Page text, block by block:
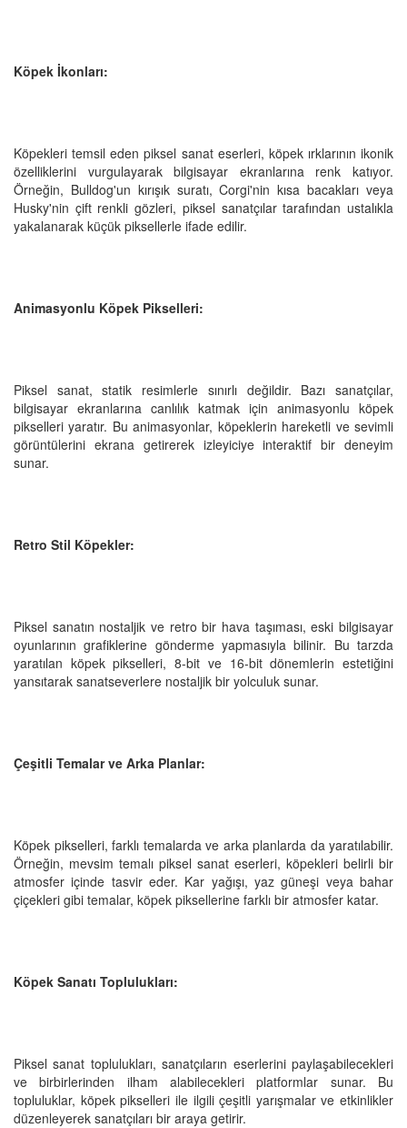
Köpek İkonları:
Köpekleri temsil eden piksel sanat eserleri, köpek ırklarının ikonik
özelliklerini vurgulayarak bilgisayar ekranlarına renk katıyor.
Örneğin, Bulldog'un kırışık suratı, Corgi'nin kısa bacakları veya
Husky'nin çift renkli gözleri, piksel sanatçılar tarafından ustalıkla
yakalanarak küçük piksellerle ifade edilir.
Animasyonlu Köpek Pikselleri:
Piksel sanat, statik resimlerle sınırlı değildir. Bazı sanatçılar,
bilgisayar ekranlarına canlılık katmak için animasyonlu köpek
pikselleri yaratır. Bu animasyonlar, köpeklerin hareketli ve sevimli
görüntülerini ekrana getirerek izleyiciye interaktif bir deneyim
sunar.
Retro Stil Köpekler:
Piksel sanatın nostaljik ve retro bir hava taşıması, eski bilgisayar
oyunlarının grafiklerine gönderme yapmasıyla bilinir. Bu tarzda
yaratılan köpek pikselleri, 8-bit ve 16-bit dönemlerin estetiğini
yansıtarak sanatseverlere nostaljik bir yolculuk sunar.
Çeşitli Temalar ve Arka Planlar:
Köpek pikselleri, farklı temalarda ve arka planlarda da yaratılabilir.
Örneğin, mevsim temalı piksel sanat eserleri, köpekleri belirli bir
atmosfer içinde tasvir eder. Kar yağışı, yaz güneşi veya bahar
çiçekleri gibi temalar, köpek piksellerine farklı bir atmosfer katar.
Köpek Sanatı Toplulukları:
Piksel sanat toplulukları, sanatçıların eserlerini paylaşabilecekleri
ve birbirlerinden ilham alabilecekleri platformlar sunar. Bu
topluluklar, köpek pikselleri ile ilgili çeşitli yarışmalar ve etkinlikler
düzenleyerek sanatçıları bir araya getirir.